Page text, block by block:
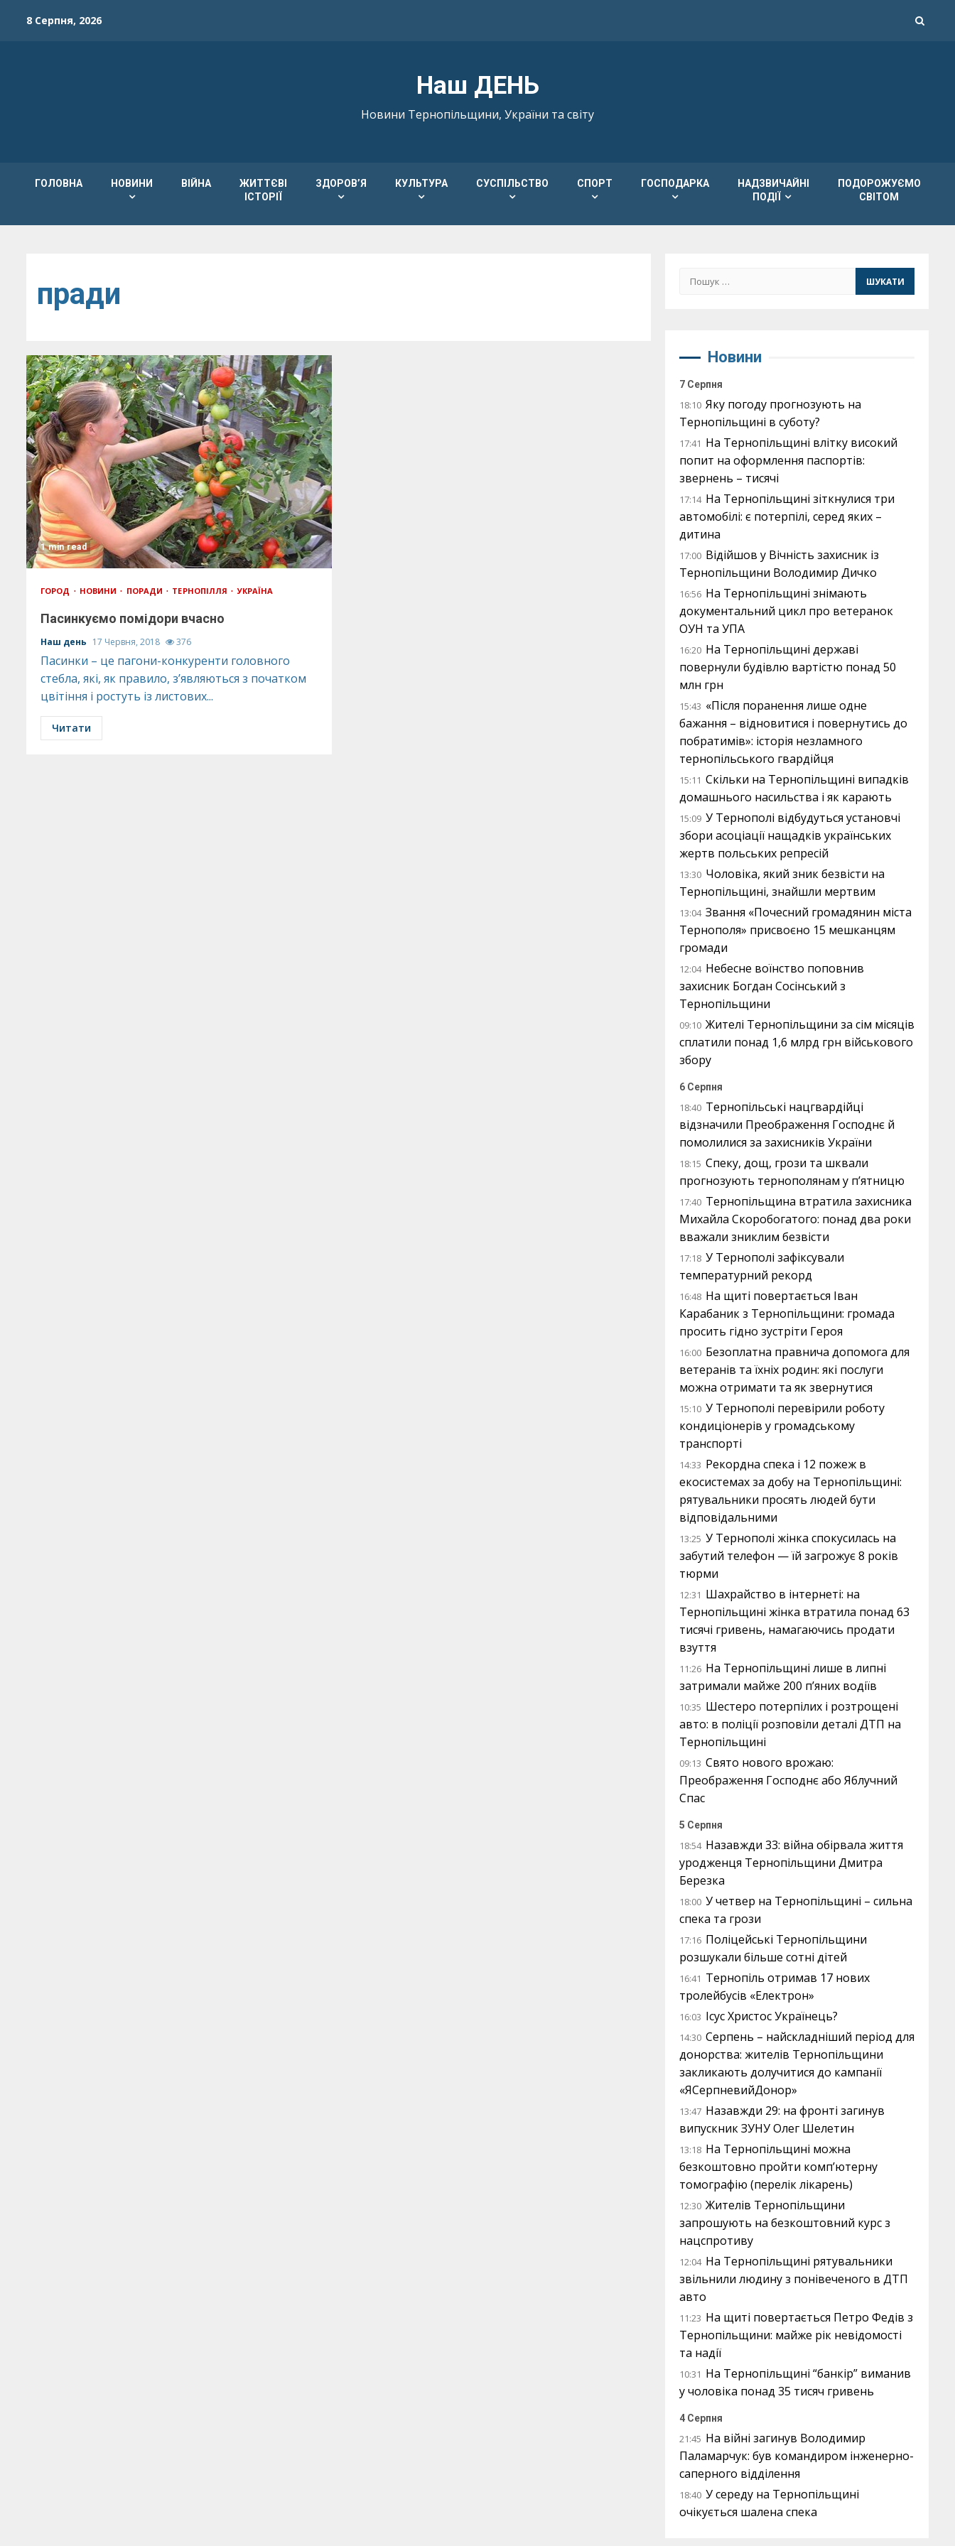
8 Серпня, 2026
Наш ДЕНЬ
Новини Тернопільщини, України та світу
ГОЛОВНА НОВИНИ ВІЙНА
ЖИТТЄВІ
ІСТОРІЇ
ЗДОРОВ’Я КУЛЬТУРА СУСПІЛЬСТВО СПОРТ ГОСПОДАРКА
НАДЗВИЧАЙНІ
ПОДІЇ
ПОДОРОЖУЄМО
СВІТОМ
пради
1 min read
ГОРОД НОВИНИ ПОРАДИ ТЕРНОПІЛЛЯ УКРАЇНА
Пасинкуємо помідори вчасно
Наш день 17 Червня, 2018 376
Пасинки – це пагони-конкуренти головного
стебла, які, як правило, з’являються з початком
цвітіння і ростуть із листових...
Читати
Пошук:
Новини
7 Серпня
18:10 Яку погоду прогнозують на
Тернопільщині в суботу?
17:41 На Тернопільщині влітку високий
попит на оформлення паспортів:
звернень – тисячі
17:14 На Тернопільщині зіткнулися три
автомобілі: є потерпілі, серед яких –
дитина
17:00 Відійшов у Вічність захисник із
Тернопільщини Володимир Дичко
16:56 На Тернопільщині знімають
документальний цикл про ветеранок
ОУН та УПА
16:20 На Тернопільщині державі
повернули будівлю вартістю понад 50
млн грн
15:43 «Після поранення лише одне
бажання – відновитися і повернутись до
побратимів»: історія незламного
тернопільського гвардійця
15:11 Скільки на Тернопільщині випадків
домашнього насильства і як карають
15:09 У Тернополі відбудуться установчі
збори асоціації нащадків українських
жертв польських репресій
13:30 Чоловіка, який зник безвісти на
Тернопільщині, знайшли мертвим
13:04 Звання «Почесний громадянин міста
Тернополя» присвоєно 15 мешканцям
громади
12:04 Небесне воїнство поповнив
захисник Богдан Сосінський з
Тернопільщини
09:10 Жителі Тернопільщини за сім місяців
сплатили понад 1,6 млрд грн військового
збору
6 Серпня
18:40 Тернопільські нацгвардійці
відзначили Преображення Господнє й
помолилися за захисників України
18:15 Спеку, дощ, грози та шквали
прогнозують тернополянам у п’ятницю
17:40 Тернопільщина втратила захисника
Михайла Скоробогатого: понад два роки
вважали зниклим безвісти
17:18 У Тернополі зафіксували
температурний рекорд
16:48 На щиті повертається Іван
Карабаник з Тернопільщини: громада
просить гідно зустріти Героя
16:00 Безоплатна правнича допомога для
ветеранів та їхніх родин: які послуги
можна отримати та як звернутися
15:10 У Тернополі перевірили роботу
кондиціонерів у громадському
транспорті
14:33 Рекордна спека і 12 пожеж в
екосистемах за добу на Тернопільщині:
рятувальники просять людей бути
відповідальними
13:25 У Тернополі жінка спокусилась на
забутий телефон — їй загрожує 8 років
тюрми
12:31 Шахрайство в інтернеті: на
Тернопільщині жінка втратила понад 63
тисячі гривень, намагаючись продати
взуття
11:26 На Тернопільщині лише в липні
затримали майже 200 п’яних водіїв
10:35 Шестеро потерпілих і розтрощені
авто: в поліції розповіли деталі ДТП на
Тернопільщині
09:13 Свято нового врожаю:
Преображення Господнє або Яблучний
Спас
5 Серпня
18:54 Назавжди 33: війна обірвала життя
уродженця Тернопільщини Дмитра
Березка
18:00 У четвер на Тернопільщині – сильна
спека та грози
17:16 Поліцейські Тернопільщини
розшукали більше сотні дітей
16:41 Тернопіль отримав 17 нових
тролейбусів «Електрон»
16:03 Ісус Христос Українець?
14:30 Серпень – найскладніший період для
донорства: жителів Тернопільщини
закликають долучитися до кампанії
«ЯСерпневийДонор»
13:47 Назавжди 29: на фронті загинув
випускник ЗУНУ Олег Шелетин
13:18 На Тернопільщині можна
безкоштовно пройти комп’ютерну
томографію (перелік лікарень)
12:30 Жителів Тернопільщини
запрошують на безкоштовний курс з
нацспротиву
12:04 На Тернопільщині рятувальники
звільнили людину з понівеченого в ДТП
авто
11:23 На щиті повертається Петро Федів з
Тернопільщини: майже рік невідомості
та надії
10:31 На Тернопільщині “банкір” виманив
у чоловіка понад 35 тисяч гривень
4 Серпня
21:45 На війні загинув Володимир
Паламарчук: був командиром інженерно-
саперного відділення
18:40 У середу на Тернопільщині
очікується шалена спека